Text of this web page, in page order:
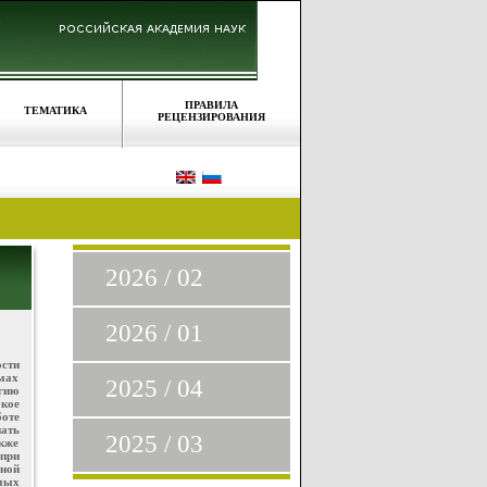
ТЕМАТИКА
ПРАВИЛА
РЕЦЕНЗИРОВАНИЯ
2026 / 02
2026 / 01
2025 / 04
2025 / 03